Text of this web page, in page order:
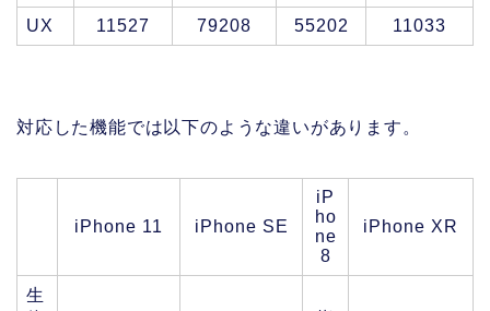
UX 11527 79208 55202 11033
対応した機能では以下のような違いがあります。
iPhone 11 iPhone SE
iP
ho
ne
8
iPhone XR
生